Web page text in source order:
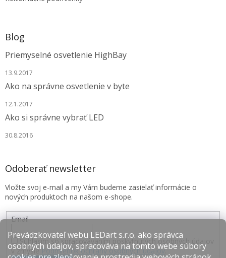
Prevádzkovateľ webu LEDart s.r.o. ako správca
osobných údajov, spracováva na tomto webe súbory
Blog
Priemyselné osvetlenie HighBay
13.9.2017
Ako na správne osvetlenie v byte
12.1.2017
Ako si správne vybrať LED
30.8.2016
Odoberať newsletter
Vložte svoj e-mail a my Vám budeme zasielať informácie o
nových produktoch na našom e-shope.
Email
Súhlasím so spracovávaním poskytnutých osobných údajov
v zmysle Podmienok ochrany osobných údajov.